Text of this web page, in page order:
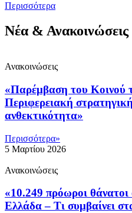
Περισσότερα
Νέα & Ανακοινώσεις
Ανακοινώσεις
«Παρέμβαση του Κοινού
Περιφερειακή
ανθεκτικότητα»
Περισσότερα»
5 Μαρτίου 2026
Ανακοινώσεις
«10.249 πρόωροι
Ελλάδα – Τι συμβαίνει